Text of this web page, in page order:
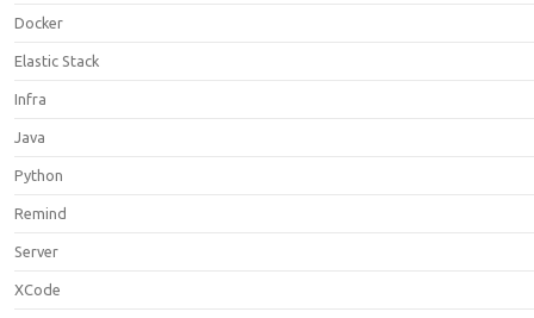
Docker
Elastic Stack
Infra
Java
Python
Remind
Server
XCode